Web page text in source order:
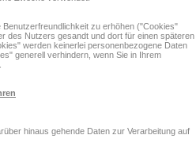
zu erhöhen ("Cookies"
des Nutzers gesandt und dort für einen späteren
werden keinerlei personenbezogene Daten
generell verhindern, wenn Sie in Ihrem
hinaus gehende Daten zur Verarbeitung auf